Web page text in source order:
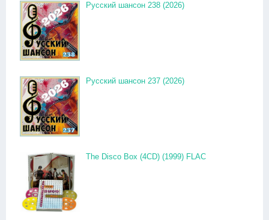
Русский шансон 238 (2026)
Русский шансон 237 (2026)
The Disco Box (4CD) (1999) FLAC